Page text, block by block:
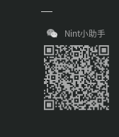
Nint小助手